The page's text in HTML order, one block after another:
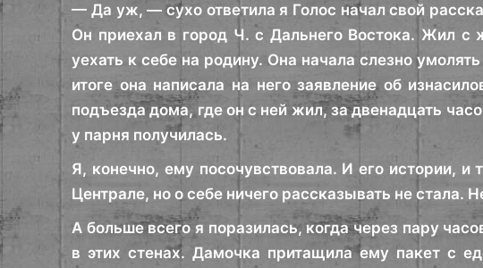
— Да уж, — сухо ответила я Голос начал свой
Он приехал в город Ч. с Дальнего Востока. Жил с
уехать к себе на родину. Она начала слезно
итоге она написала на него заявление об
подъезда дома, где он с ней жил, за двенадцать
у парня получилась.
Я, конечно, ему посочувствовала. И его истории, и
Централе, но о себе ничего рассказывать не стала.
А больше всего я поразилась, когда через пару
в этих стенах. Дамочка притащила ему пакет с